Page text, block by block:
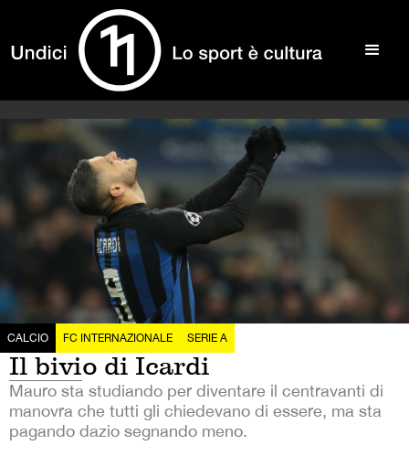
CALCIO FC INTERNAZIONALE SERIE A
Il bivio di Icardi
Mauro sta studiando per diventare il centravanti di
manovra che tutti gli chiedevano di essere, ma sta
pagando dazio segnando meno.